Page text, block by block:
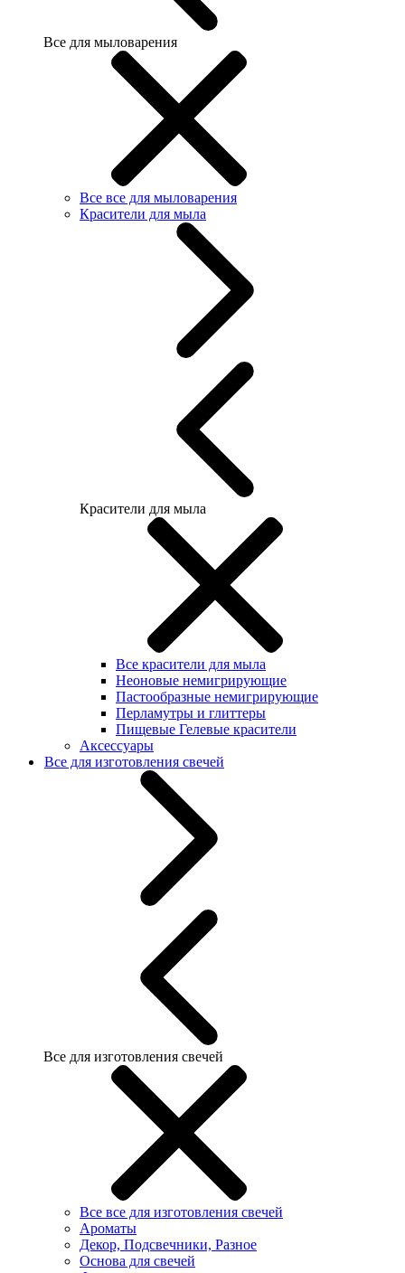
Все для мыловарения
Все все для мыловарения
Красители для мыла
Красители для мыла
Все красители для мыла
Неоновые немигрирующие
Пастообразные немигрирующие
Перламутры и глиттеры
Пищевые Гелевые красители
Аксессуары
Все для изготовления свечей
Все для изготовления свечей
Все все для изготовления свечей
Ароматы
Декор, Подсвечники, Разное
Основа для свечей